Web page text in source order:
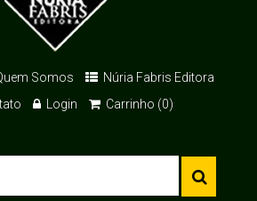
Somos
Núria Fabris Editora
Login Carrinho (0)